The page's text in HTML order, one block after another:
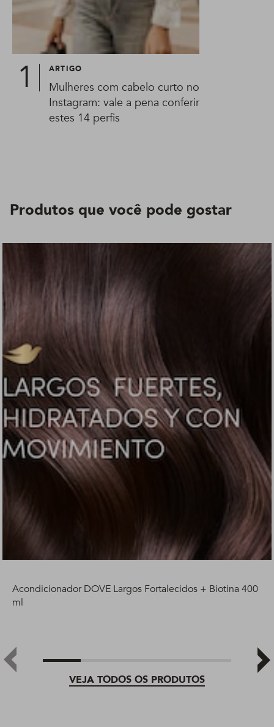
ARTIGO
Mulheres com cabelo curto no
Instagram: vale a pena conferir
estes 14 perfis
Produtos que você pode gostar
VEJA TODOS OS PRODUTOS
Acondicionador DOVE Largos Fortalecidos + Biotina 400
ml